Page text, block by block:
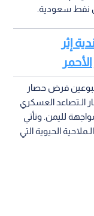
نفط سعودية.
إثر
فرض حصار
الـتصاعد العسكري
لليمن. وتأتي
الحيوية التي